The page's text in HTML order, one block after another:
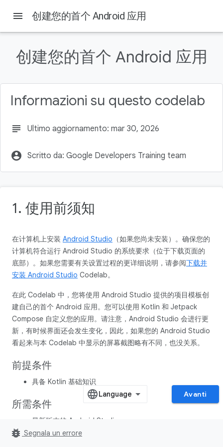
1. 前言
前提条件
学习内容
您将构建的内容
menu 创建您的首个 Android 应用
创建您的首个 Android 应用
Informazioni su questo codelab
subject Ultimo aggiornamento: mar 30, 2026
account_circle Scritto da: Google Developers Training team
1. 使用前须知
在计算机上安装 Android Studio （如果您尚未安装）。确保您的
计算机符合运行 Android Studio 的系统要求（位于下载页面的
底部）。如果您需要有关设置过程的更详细说明，请参阅下载并
安装 Android Studio Codelab。
在此 Codelab 中，您将使用 Android Studio 提供的项目模板创
建自己的首个 Android 应用。您可以使用 Kotlin 和 Jetpack
Compose 自定义您的应用。请注意，Android Studio 会进行更
新，有时候界面还会发生变化，因此，如果您的 Android Studio
看起来与本 Codelab 中显示的屏幕截图略有不同，也没关系。
前提条件
具备 Kotlin 基础知识
所需条件
最新版本的 Android Studio
Avanti
bug_report Segnala un errore